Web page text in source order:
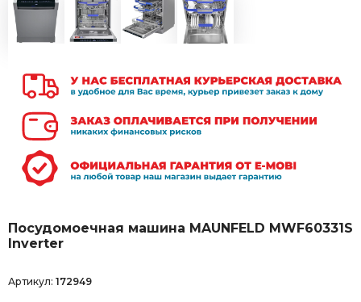
Посудомоечная машина MAUNFELD MWF60331S
Inverter
Артикул: 172949